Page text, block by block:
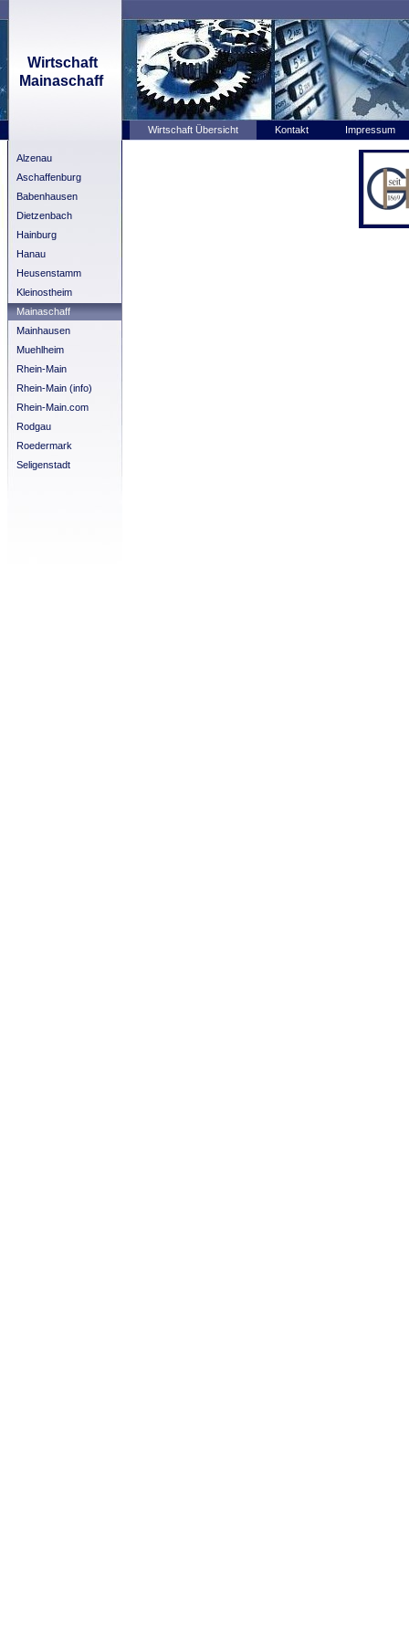
Wirtschaft
Mainaschaff
Wirtschaft Übersicht Kontakt Impressum
Alzenau
Aschaffenburg
Babenhausen
Dietzenbach
Hainburg
Hanau
Heusenstamm
Kleinostheim
Mainaschaff
Mainhausen
Muehlheim
Rhein-Main
Rhein-Main (info)
Rhein-Main.com
Rodgau
Roedermark
Seligenstadt